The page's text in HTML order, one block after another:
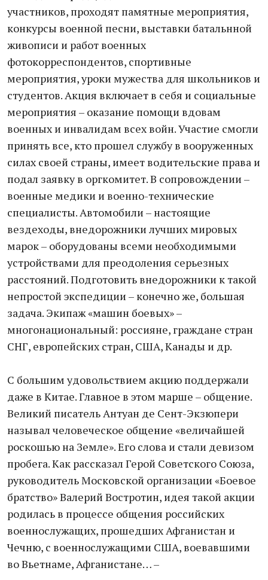
участников, проходят памятные мероприятия,
конкурсы военной песни, выставки батальнной
живописи и работ военных
фотокорреспондентов, спортивные
мероприятия, уроки мужества для школьников и
студентов. Акция включает в себя и социальные
мероприятия – оказание помощи вдовам
военных и инвалидам всех войн. Участие смогли
принять все, кто прошел службу в вооруженных
силах своей страны, имеет водительские права и
подал заявку в оргкомитет. В сопровождении –
военные медики и военно-технические
специалисты. Автомобили – настоящие
вездеходы, внедорожники лучших мировых
марок – оборудованы всеми необходимыми
устройствами для преодоления серьезных
расстояний. Подготовить внедорожники к такой
непростой экспедиции – конечно же, большая
задача. Экипаж «машин боевых» –
многонациональный: россияне, граждане стран
СНГ, европейских стран, США, Канады и др.
С большим удовольствием акцию поддержали
даже в Китае. Главное в этом марше – общение.
Великий писатель Антуан де Сент-Экзюпери
называл человеческое общение «величайшей
роскошью на Земле». Его слова и стали девизом
пробега. Как рассказал Герой Советского Союза,
руководитель Московской организации «Боевое
братство» Валерий Востротин, идея такой акции
родилась в процессе общения российских
военнослужащих, прошедших Афганистан и
Чечню, с военнослужащими США, воевавшими
во Вьетнаме, Афганистане… –